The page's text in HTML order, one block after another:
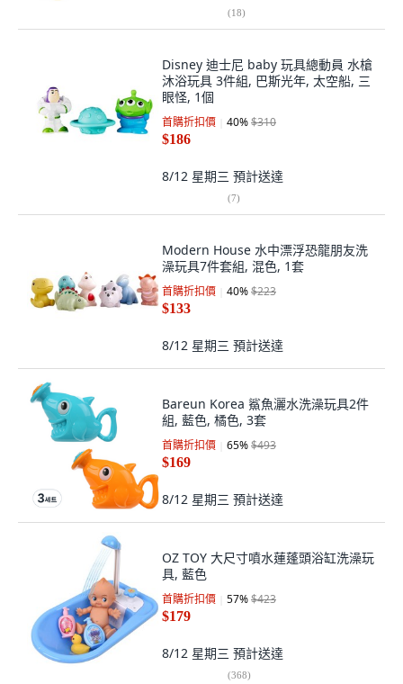
(18)
Disney 迪士尼 baby 玩具總動員 水槍
沐浴玩具 3件組, 巴斯光年, 太空船, 三
眼怪, 1個
首購折扣價 40%$310
$186
8/12 星期三 預計送達
(7)
Modern House 水中漂浮恐龍朋友洗
澡玩具7件套組, 混色, 1套
首購折扣價 40%$223
$133
8/12 星期三 預計送達
Bareun Korea 鯊魚灑水洗澡玩具2件
組, 藍色, 橘色, 3套
首購折扣價 65%$493
$169
8/12 星期三 預計送達
OZ TOY 大尺寸噴水蓮蓬頭浴缸洗澡玩
具, 藍色
首購折扣價 57%$423
$179
8/12 星期三 預計送達
(368)